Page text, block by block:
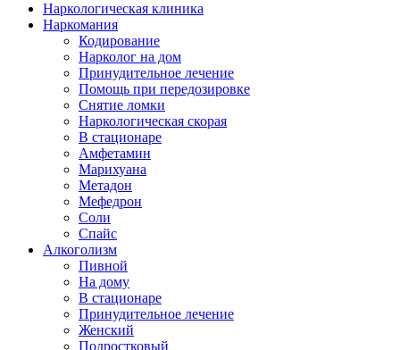
Наркологическая клиника
Наркомания
Кодирование
Нарколог на дом
Принудительное лечение
Помощь при передозировке
Снятие ломки
Наркологическая скорая
В стационаре
Амфетамин
Марихуана
Метадон
Мефедрон
Соли
Спайс
Алкоголизм
Пивной
На дому
В стационаре
Принудительное лечение
Женский
Подростковый